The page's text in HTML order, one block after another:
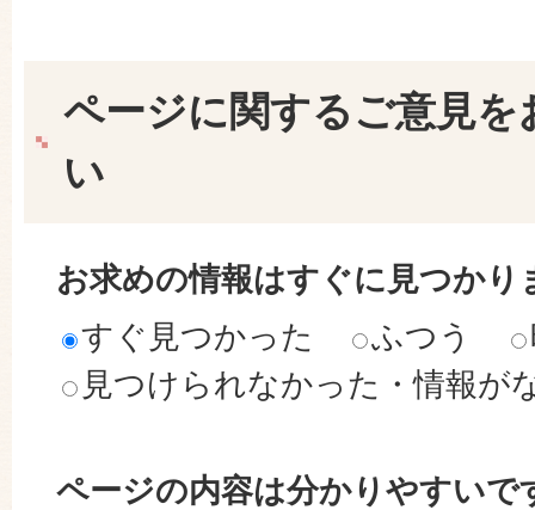
ページに関するご意見を
い
お求めの情報はすぐに見つかり
すぐ見つかった
ふつう
見つけられなかった・情報が
ページの内容は分かりやすいで